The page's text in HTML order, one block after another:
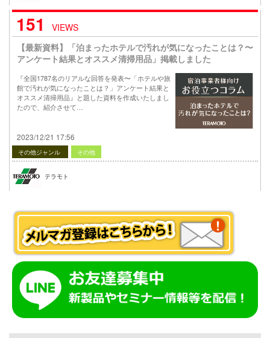
151
VIEWS
【最新資料】「泊まったホテルで汚れが気になったことは？〜
アンケート結果とオススメ清掃用品」掲載しました
『全国1787名のリアルな回答を発表〜「ホテルや旅
館で汚れが気になったことは？」アンケート結果と
オススメ清掃用品』と題した資料を作成いたしまし
たので、紹介させて…
2023/12/21 17:56
その他ジャンル その他
テラモト